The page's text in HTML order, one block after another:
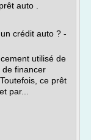
auto .
crédit auto ? -
utilisé de
financer
ce prêt
par...